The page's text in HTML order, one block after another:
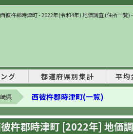
彼杵郡時津町 - 2022年(令和4年) 地価調査 (住所一覧
グ 都道府県別集計 平均
県 西彼杵郡時津町(一覧)
杵郡時津町 [2022年] 地価